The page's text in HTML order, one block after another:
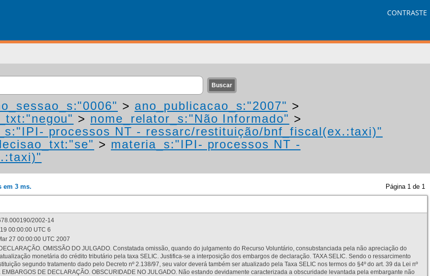
CONTRASTE
> ano_publicacao_s:"2007" >
> nome_relator_s:"Não Informado" >
processos NT - ressarc/restituição/bnf_fiscal(ex.:taxi)"
> materia_s:"IPI- processos NT -
em 3 ms. Página 1 de 1
2002-14
00:00:00 UTC 6
27 00:00:00 UTC 2007
OMISSÃO DO JULGADO. Constatada omissão, quando do julgamento do Recurso Voluntário, consubstanciada pela não apreciação do
monetária do crédito tributário pela taxa SELIC. Justifica-se a interposição dos embargos de declaração. TAXA SELIC. Sendo o ressarcimento
segundo tratamento dado pelo Decreto nº 2.138/97, seu valor deverá também ser atualizado pela Taxa SELIC nos termos do §4º do art. 39 da Lei nº
DE DECLARAÇÃO. OBSCURIDADE NO JULGADO. Não estando devidamente caracterizada a obscuridade levantada pela embargante não